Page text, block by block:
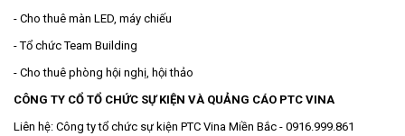
- Cho thuê màn LED, máy chiếu
- Tổ chức Team Building
- Cho thuê phòng hội nghị, hội thảo
CÔNG TY CỔ TỔ CHỨC SỰ KIỆN VÀ QUẢNG CÁO PTC VINA
Liên hệ: Công ty tổ chức sự kiện PTC Vina Miền Bắc - 0916.999.861